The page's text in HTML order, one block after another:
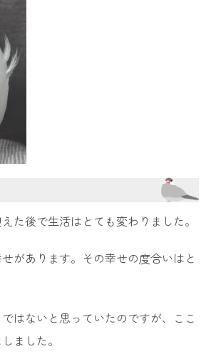
た後で生活はとても変わりました。
があります。その幸せの度合いはと
はないと思っていたのですが、ここ
ました。